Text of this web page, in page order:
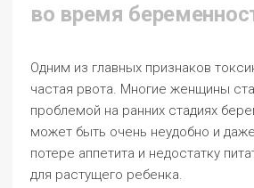
во время
Одним из главных признаков
частая рвота. Многие женщины
проблемой на ранних стадиях
может быть очень неудобно и
потере аппетита и недостатку
для растущего ребенка.